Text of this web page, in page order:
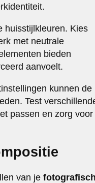
huisstijlkleuren. Kies
met neutrale
bieden
aanvoelt.
kunnen de
Test
passen en zorg voor
van je